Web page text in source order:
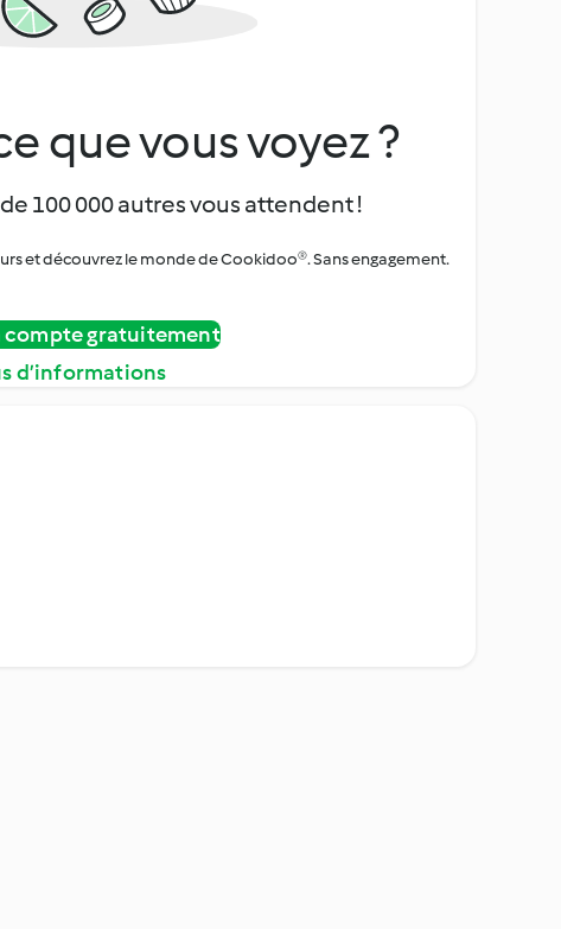
que vous voyez ?
100 000 autres vous attendent !
et découvrez le monde de Cookidoo®. Sans engagement.
compte gratuitement
d’informations